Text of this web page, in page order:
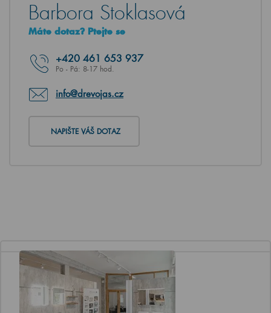
Barbora Stoklasová
Máte dotaz? Ptejte se
+420 461 653 937
Po - Pá: 8-17 hod.
info@drevojas.cz
NAPIŠTE VÁŠ DOTAZ